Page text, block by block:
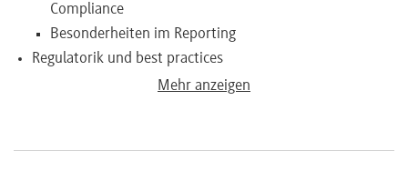
Compliance
Besonderheiten im Reporting
Regulatorik und best practices
QualitätsmanagementMehr anzeigen